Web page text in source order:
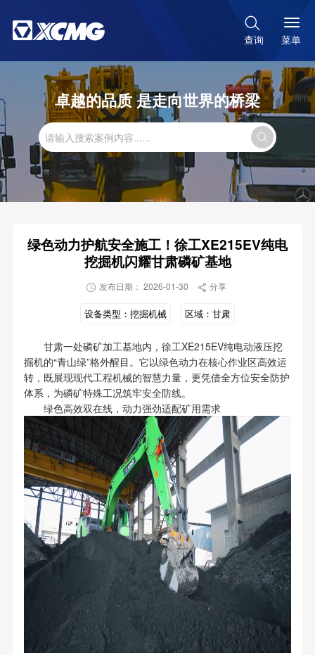

查询 菜单
卓越的品质 是走向世界的桥梁

绿色动力护航安全施工！徐工XE215EV纯电
挖掘机闪耀甘肃磷矿基地
 发布日期： 2026-01-30  分享
设备类型： 挖掘机械 区域： 甘肃
甘肃一处磷矿加工基地内，徐工XE215EV纯电动液压挖
掘机的“青山绿”格外醒目。它以绿色动力在核心作业区高效运
转，既展现现代工程机械的智慧力量，更凭借全方位安全防护
体系，为磷矿特殊工况筑牢安全防线。
绿色高效双在线，动力强劲适配矿用需求